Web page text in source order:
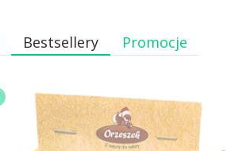
Bestsellery Promocje